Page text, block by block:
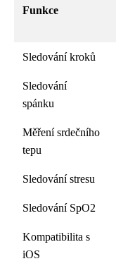
Funkce
Sledování kroků
Sledování
spánku
Měření srdečního
tepu
Sledování stresu
Sledování SpO2
Kompatibilita s
iOS